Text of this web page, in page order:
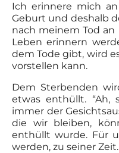
Ich erinnere mich
Geburt und deshalb
nach meinem Tod
Leben erinnern
dem Tode gibt, wird
vorstellen kann.
Dem Sterbenden
etwas enthüllt. “Ah,
immer der
die wir bleiben,
enthüllt wurde. Für
werden, zu seiner Zeit.